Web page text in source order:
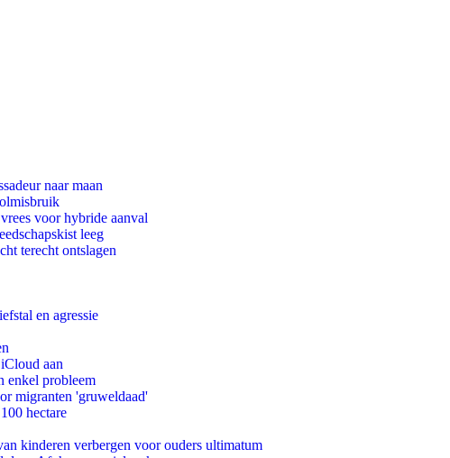
naar maan
voor hybride aanval
leeg
terecht ontslagen
en agressie
aan
enkel probleem
migranten 'gruweldaad'
hectare
kinderen verbergen voor ouders ultimatum